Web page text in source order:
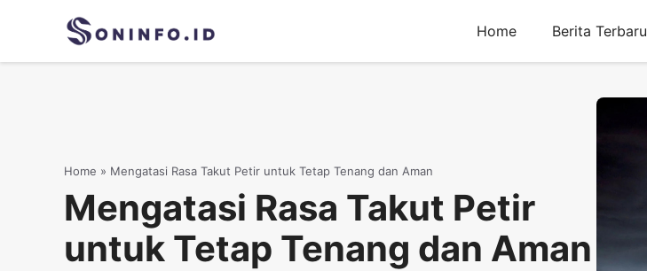
Home Berita Terbaru
Home » Mengatasi Rasa Takut Petir untuk Tetap Tenang dan Aman
Mengatasi Rasa Takut Petir
untuk Tetap Tenang dan Aman